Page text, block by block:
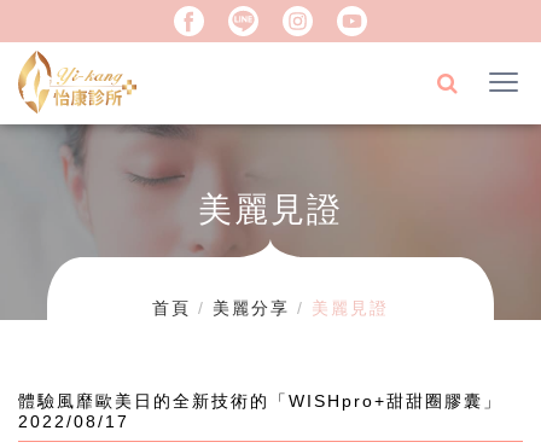
美麗見證
首頁 美麗分享 美麗見證
體驗風靡歐美日的全新技術的「WISHpro+甜甜圈膠囊」
2022/08/17